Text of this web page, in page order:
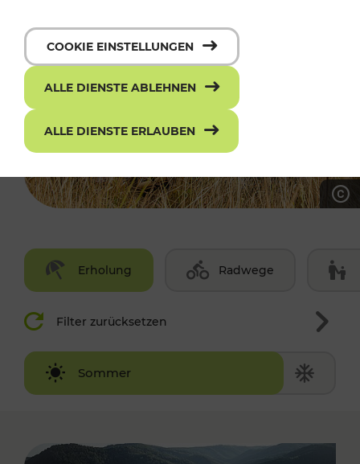
Erholung Radwege
Filter zurücksetzen
Sommer
Winter
COOKIE EINSTELLUNGEN
ALLE DIENSTE ABLEHNEN
ALLE DIENSTE ERLAUBEN